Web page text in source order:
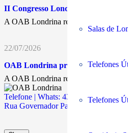
Salas de
Telefones
Telefones
II Congresso Londrinense dos
A OAB Londrina realiza, nos dias 17
22/07/2026
OAB Londrina promove encontro
A OAB Londrina realiza, no próximo
Telefone | Whats: 43 3294-5900
Rua Governador Parigot de Souza,